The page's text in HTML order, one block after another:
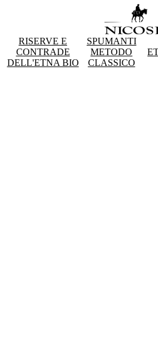
RISERVE E
CONTRADE
DELL'ETNA BIO
SPUMANTI
METODO
CLASSICO